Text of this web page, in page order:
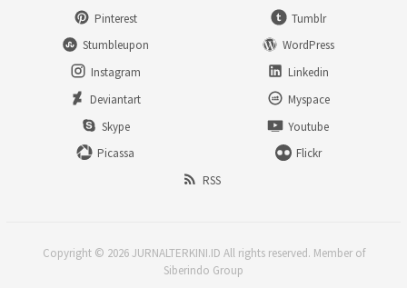
Pinterest
Tumblr
Stumbleupon
WordPress
Instagram
Linkedin
Deviantart
Myspace
Skype
Youtube
Picassa
Flickr
RSS
Copyright © 2026 JURNALTERKINI.ID All rights reserved. Member of
Siberindo Group